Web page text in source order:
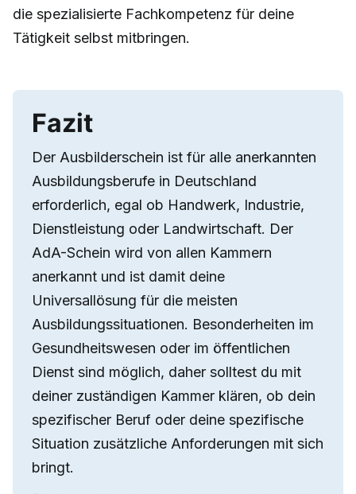
die spezialisierte Fachkompetenz für deine
Tätigkeit selbst mitbringen.
Fazit
Der Ausbilderschein ist für alle anerkannten
Ausbildungsberufe in Deutschland
erforderlich, egal ob Handwerk, Industrie,
Dienstleistung oder Landwirtschaft. Der
AdA-Schein wird von allen Kammern
anerkannt und ist damit deine
Universallösung für die meisten
Ausbildungssituationen. Besonderheiten im
Gesundheitswesen oder im öffentlichen
Dienst sind möglich, daher solltest du mit
deiner zuständigen Kammer klären, ob dein
spezifischer Beruf oder deine spezifische
Situation zusätzliche Anforderungen mit sich
bringt.